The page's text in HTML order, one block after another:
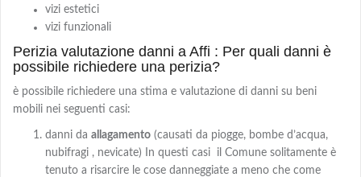
vizi estetici
vizi funzionali
Perizia valutazione danni a Affi : Per quali danni è
possibile richiedere una perizia?
è possibile richiedere una stima e valutazione di danni su beni
mobili nei seguenti casi:
danni da allagamento (causati da piogge, bombe d’acqua,
nubifragi , nevicate) In questi casi il Comune solitamente è
tenuto a risarcire le cose danneggiate a meno che come